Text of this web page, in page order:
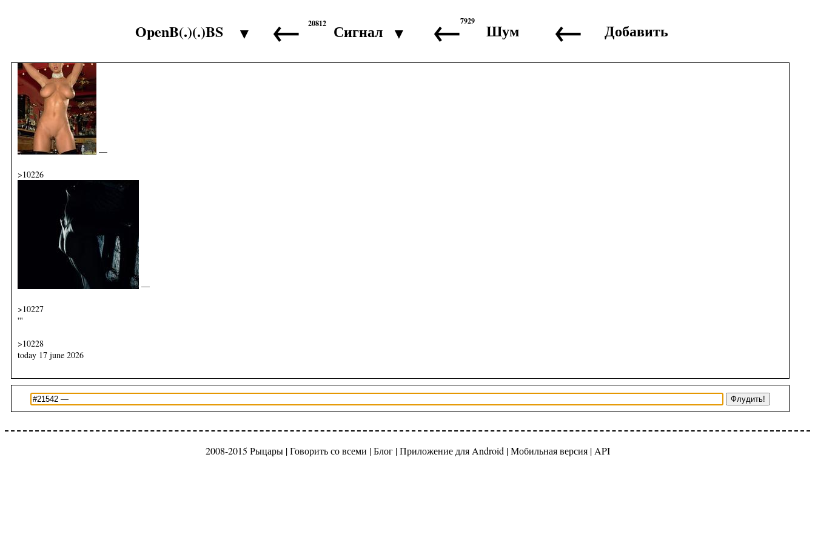
OpenB(.)(.)BS ▼ ← Сигнал
20812 ▼ ← Шум
7929 ← Добавить
—
>10226
—
>10227
'''
>10228
today 17 june 2026
2008-2015 Рыцары |Говорить со всеми |Блог|Приложение для Android |Мобильная версия| API